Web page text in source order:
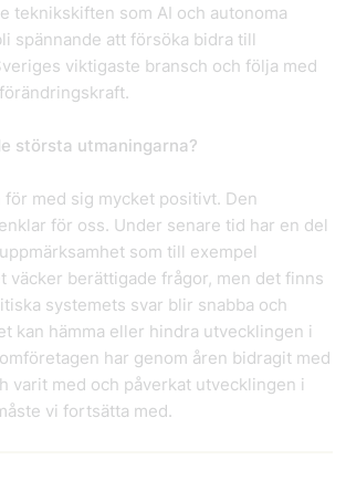
teknikskiften som AI och autonoma
spännande att försöka bidra till
viktigaste bransch och följa med
största utmaningarna?
med sig mycket positivt. Den
för oss. Under senare tid har en del
som till exempel
väcker berättigade frågor, men det finns
systemets svar blir snabba och
kan hämma eller hindra utvecklingen i
har genom åren bidragit med
varit med och påverkat utvecklingen i
vi fortsätta med.